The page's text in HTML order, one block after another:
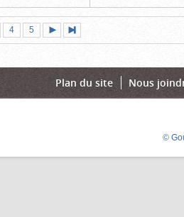
Page
4 Page
5
suivante
page
Plan du site Nous
©